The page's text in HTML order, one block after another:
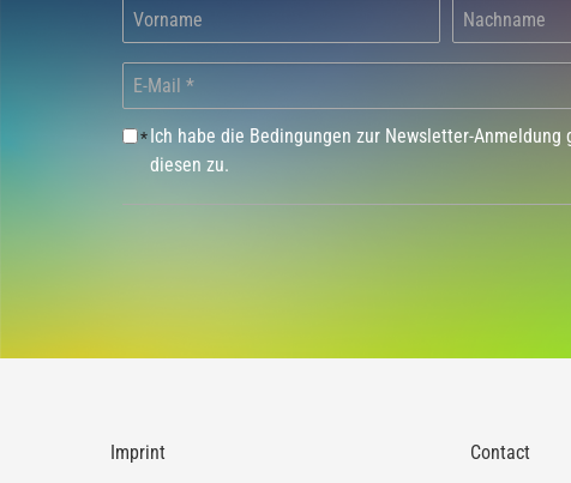
*Ich habe die Bedingungen zur Newsletter-Anmeldung
diesen zu.
Imprint Contact